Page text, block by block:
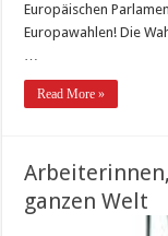
Europäischen
Europawahlen! Die
…
Read More »
ganzen Welt